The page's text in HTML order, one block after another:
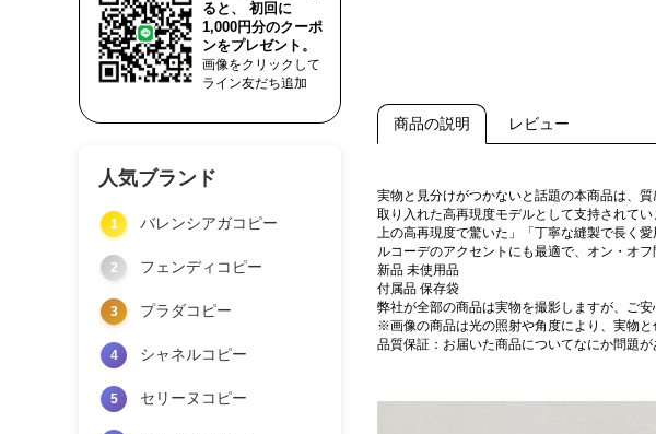
ると、 初回に
1,000円分のクーポ
ンをプレゼント。
画像をクリックして
ライン友だち追加
人気ブランド
1 バレンシアガコピー
2 フェンディコピー
3 プラダコピー
4 シャネルコピー
5 セリーヌコピー
商品の説明 レビュー
実物と見分けがつかないと話題の本商品は、
取り入れた高再現度モデルとして支持されて
上の高再現度で驚いた」「丁寧な縫製で長く
ルコーデのアクセントにも最適で、オン・オ
新品 未使用品
付属品 保存袋
弊社が全部の商品は実物を撮影しますが、ご
※画像の商品は光の照射や角度により、実物
品質保証：お届いた商品についてなにか問題